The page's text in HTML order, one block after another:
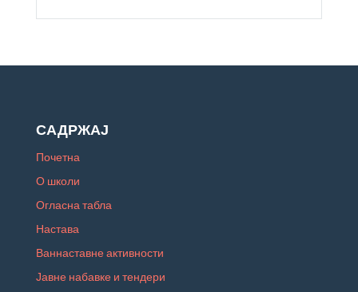
САДРЖАЈ
Почетна
О школи
Огласна табла
Настава
Ваннаставне активности
Јавне набавке и тендери